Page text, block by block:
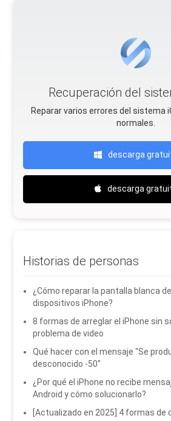
Recuperación del
Reparar varios errores del sistema
normales.
descarga
descarga
Historias de personas
¿Cómo reparar la pantalla blanca
dispositivos iPhone?
8 formas de arreglar el iPhone sin
problema de video
Qué hacer con el mensaje "Se
desconocido -50"
¿Por qué el iPhone no recibe
Android y cómo solucionarlo?
[Actualizado en 2025] 4 formas de